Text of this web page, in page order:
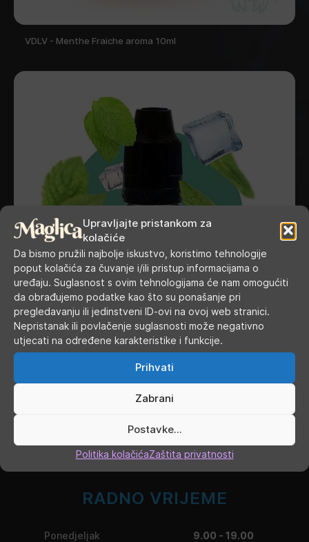
Upravljajte pristankom za
kolačiće
Da bismo pružili najbolje iskustvo, koristimo tehnologije
poput kolačića za čuvanje i/ili pristup informacijama o
uređaju. Suglasnost s ovim tehnologijama će nam omogućiti
da obrađujemo podatke kao što su ponašanje pri
pregledavanju ili jedinstveni ID-ovi na ovoj web stranici.
Nepristanak ili povlačenje suglasnosti može negativno
utjecati na određene karakteristike i funkcije.
Prihvati
Zabrani
Postavke...
Politika kolačićaZaštita privatnosti
VDLV - Menthe Fraiche aroma 10ml
VDLV - Menthe Glaciale aroma 10ml
RADNO VRIJEME
Ponedjeljak 9.00 - 19.00